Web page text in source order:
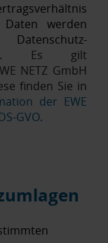
Daten werden
Es gilt
NETZ GmbH
finden Sie in
der EWE
GVO.